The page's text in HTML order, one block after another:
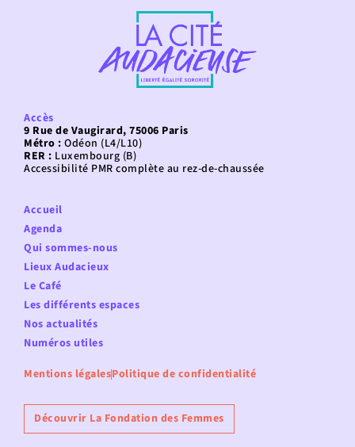
Accès
9 Rue de Vaugirard, 75006 Paris
Métro : Odéon (L4/L10)
RER : Luxembourg (B)
Accessibilité PMR complète au rez-de-chaussée
Accueil
Agenda
Qui sommes-nous
Lieux Audacieux
Le Café
Les différents espaces
Nos actualités
Numéros utiles
Mentions légalesPolitique de confidentialité
Découvrir La Fondation des Femmes